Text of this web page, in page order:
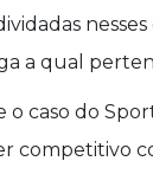
a qual
o caso do
competitivo